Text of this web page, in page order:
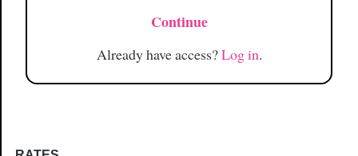
Continue
Already have access?Log in.